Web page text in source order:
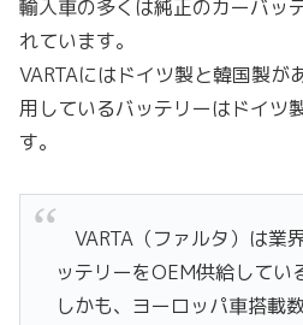
輸入車の多くは純正のカーバッ
れています。
VARTAにはドイツ製と韓国製が
用しているバッテリーはドイツ
す。
VARTA（ファルタ）は業
ッテリーをOEM供給してい
しかも、ヨーロッパ車搭載